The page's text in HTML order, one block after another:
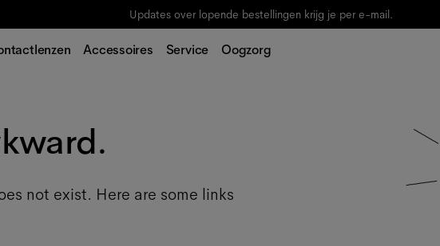
Updates over lopende bestellingen krijg je per e-mail.
Accessoires Service Oogzorg
not exist. Here are some links